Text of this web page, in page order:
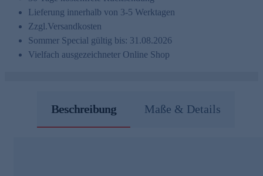
Lieferung innerhalb von 3-5 Werktagen
Zzgl.Versandkosten
Sommer Special gültig bis: 31.08.2026
Vielfach ausgezeichneter Online Shop
Beschreibung Maße & Details